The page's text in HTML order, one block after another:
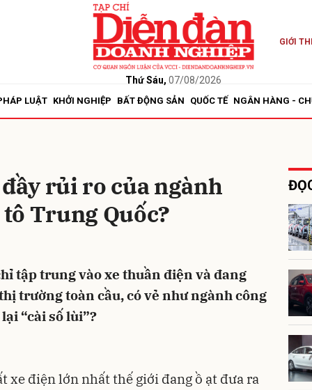
Thứ Sáu, 07/08/2026
GIỚI
LUẬT KHỞI NGHIỆP BẤT ĐỘNG SẢN QUỐC TẾ NGÂN HÀNG -
đầy rủi ro của ngành
Trung Quốc?
tập trung vào xe thuần điện và đang
trường toàn cầu, có vẻ như ngành công
“cài số lùi”?
xe điện lớn nhất thế giới đang ồ ạt đưa ra